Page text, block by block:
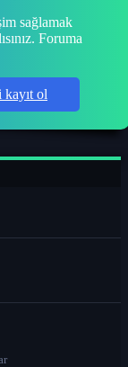
sağlamak
Foruma
kayıt ol